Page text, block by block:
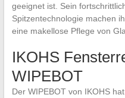
geeignet ist. Sein
Spitzentechnologie machen
eine makellose Pflege von
IKOHS
WIPEBOT
Der WIPEBOT von IKOHS